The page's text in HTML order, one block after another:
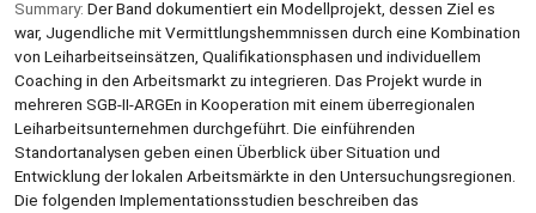
Summary: Der Band dokumentiert ein Modellprojekt, dessen Ziel es
war, Jugendliche mit Vermittlungshemmnissen durch eine Kombination
von Leiharbeitseinsätzen, Qualifikationsphasen und individuellem
Coaching in den Arbeitsmarkt zu integrieren. Das Projekt wurde in
mehreren SGB-II-ARGEn in Kooperation mit einem überregionalen
Leiharbeitsunternehmen durchgeführt. Die einführenden
Standortanalysen geben einen Überblick über Situation und
Entwicklung der lokalen Arbeitsmärkte in den Untersuchungsregionen.
Die folgenden Implementationsstudien beschreiben das